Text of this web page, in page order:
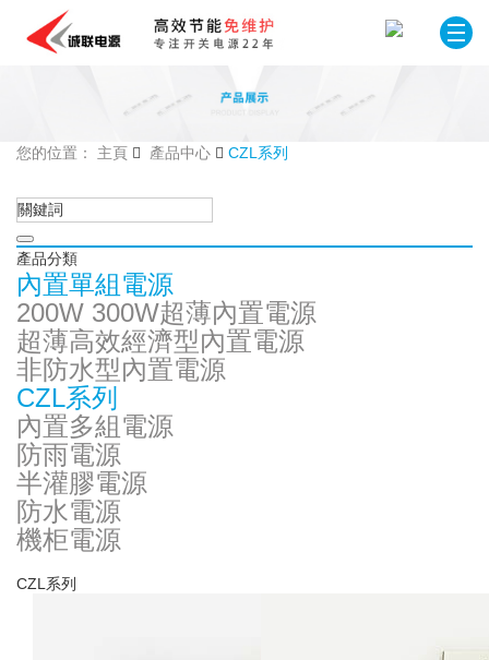
您的位置： 主頁 產品中心 CZL系列
產品分類
內置單組電源
200W 300W超薄內置電源
超薄高效經濟型內置電源
非防水型內置電源
CZL系列
內置多組電源
防雨電源
半灌膠電源
防水電源
機柜電源
CZL系列